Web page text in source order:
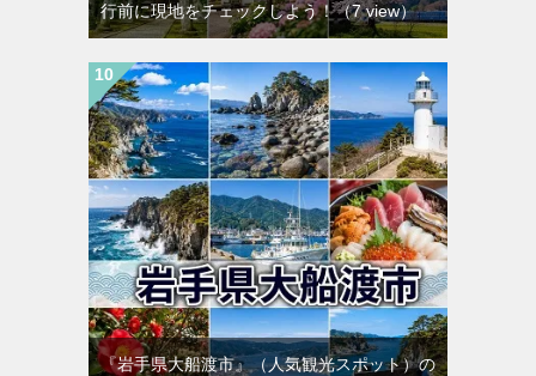
行前に現地をチェックしよう！（7 view）
『岩手県大船渡市』（人気観光スポット）の